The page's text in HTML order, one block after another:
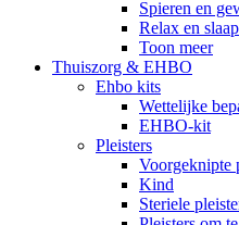
Spieren en
Relax en slaap
Toon meer
Thuiszorg & EHBO
Ehbo kits
Wettelijke
EHBO-kit
Pleisters
Voorgeknipte
Kind
Steriele